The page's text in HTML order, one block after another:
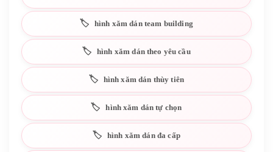
hình xăm dán team building
hình xăm dán theo yêu cầu
hình xăm dán thùy tiên
hình xăm dán tự chọn
hình xăm dán đa cấp